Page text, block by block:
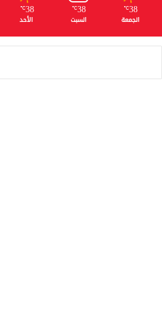
38
℃
الجمعة
38
℃
السبت
38
℃
الأحد